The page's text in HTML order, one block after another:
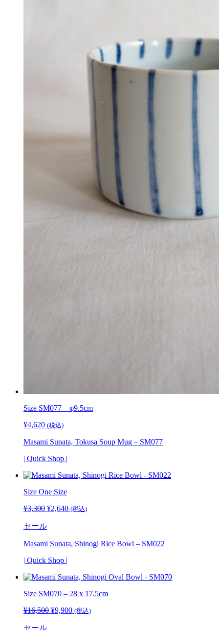
Size SM077 – φ9.5cm
¥4,620 (税込)
Masami Sunata, Tokusa Soup Mug – SM077
| Quick Shop |
Size One Size
¥3,300 元
価
格
は
¥3,300
し
た。
¥2,640現
格
で
す。
(税込)
セール
Masami Sunata, Shinogi Rice Bowl – SM022
| Quick Shop |
Size SM070 – 28 x 17.5cm
¥16,500 元
¥9,900現
(税込)
セール